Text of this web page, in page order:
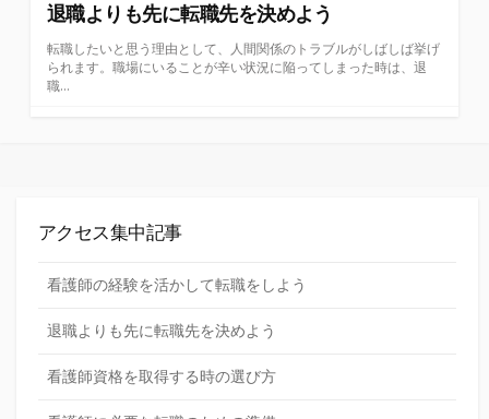
退職よりも先に転職先を決めよう
転職したいと思う理由として、人間関係のトラブルがしばしば挙げ
られます。職場にいることが辛い状況に陥ってしまった時は、退
職...
アクセス集中記事
看護師の経験を活かして転職をしよう
退職よりも先に転職先を決めよう
看護師資格を取得する時の選び方